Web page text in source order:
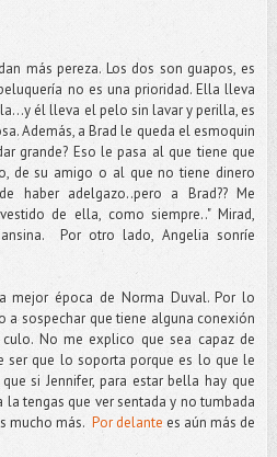
más pereza. Los dos son guapos, es
no es una prioridad. Ella lleva
él lleva el pelo sin lavar y perilla, es
Además, a Brad le queda el esmoquin
grande? Eso le pasa al que tiene que
de su amigo o al que no tiene dinero
haber adelgazo..pero a Brad?? Me
de ella, como siempre.." Mirad,
Por otro lado, Angelia sonríe
época de Norma Duval. Por lo
a sospechar que tiene alguna conexión
No me explico que sea capaz de
ser que lo soporta porque es lo que le
si Jennifer, para estar bella hay que
la tengas que ver sentada y no tumbada
mucho más. Por delante es aún más de